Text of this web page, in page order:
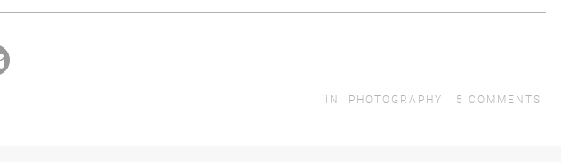
IN PHOTOGRAPHY 5 COMMENTS